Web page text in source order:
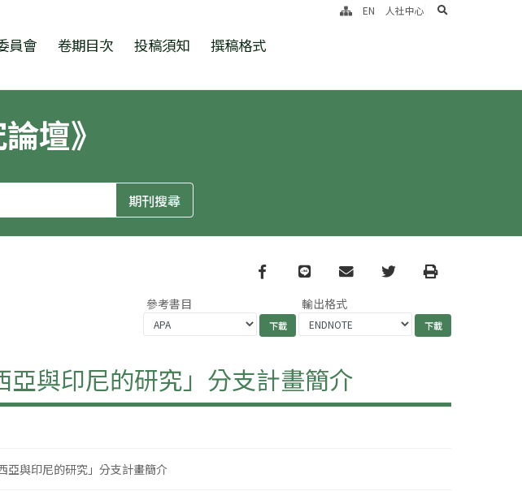
員會 卷期目次 投稿須知 撰稿格式
EN 人社中心 search
壇》
Facebook
line email TwitterPrint
參考書目 輸出格式
亞與印尼的研究」分支計畫簡介
亞與印尼的研究」分支計畫簡介